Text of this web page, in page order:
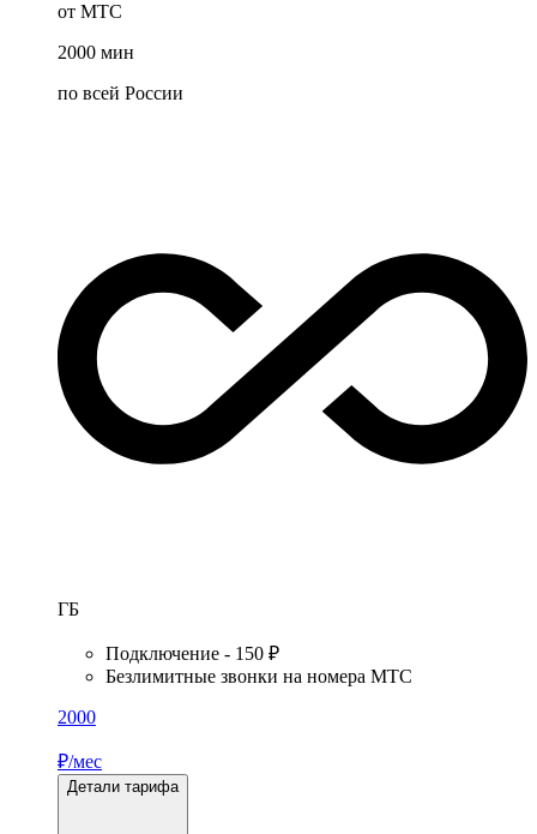
от МТС
2000 мин
по всей России
ГБ
Подключение - 150 ₽
Безлимитные звонки на номера МТС
2000
₽/мес
Детали тарифа